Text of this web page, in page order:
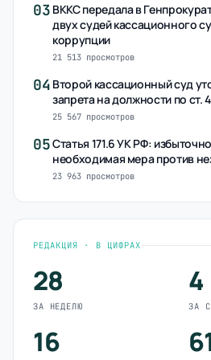
03 ВККС передала в
двух судей кассационного
коррупции
21 513 просмотров
04 Второй кассационный суд
запрета на должности по ст.
25 567 просмотров
05Статья 171.6 УК РФ:
необходимая мера против
23 963 просмотров
РЕДАКЦИЯ · В ЦИФРАХ
28
ЗА НЕДЕЛЮ
4
ЗА
16